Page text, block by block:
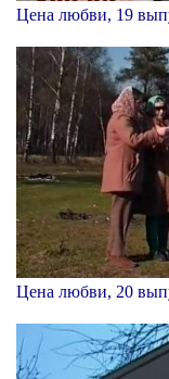
Цена любви, 19
Цена любви, 20